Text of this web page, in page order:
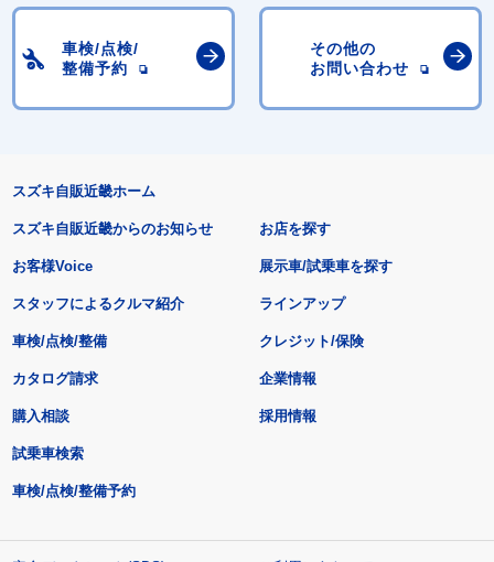
車検/点検/
整備予約
その他の
お問い合わせ
スズキ自販近畿ホーム
スズキ自販近畿からのお知らせ
お客様Voice
スタッフによるクルマ紹介
お店を探す
展示車/試乗車を探す
ラインアップ
車検/点検/整備 クレジット/保険
カタログ請求
購入相談
試乗車検索
車検/点検/整備予約
企業情報
採用情報